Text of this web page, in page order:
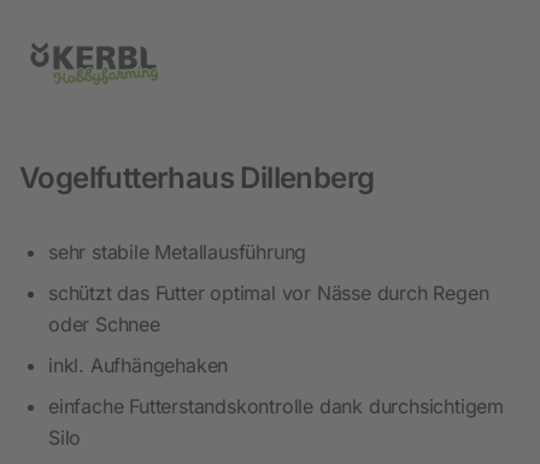
Vogelfutterhaus Dillenberg
sehr stabile Metallausführung
schützt das Futter optimal vor Nässe durch Regen
oder Schnee
inkl. Aufhängehaken
einfache Futterstandskontrolle dank durchsichtigem
Silo